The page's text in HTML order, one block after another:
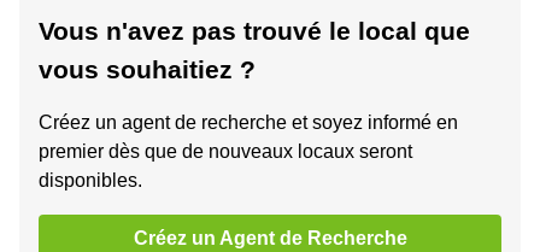
Vous n'avez pas trouvé le local que
vous souhaitiez ?
Créez un agent de recherche et soyez informé en
premier dès que de nouveaux locaux seront
disponibles.
Créez un Agent de Recherche